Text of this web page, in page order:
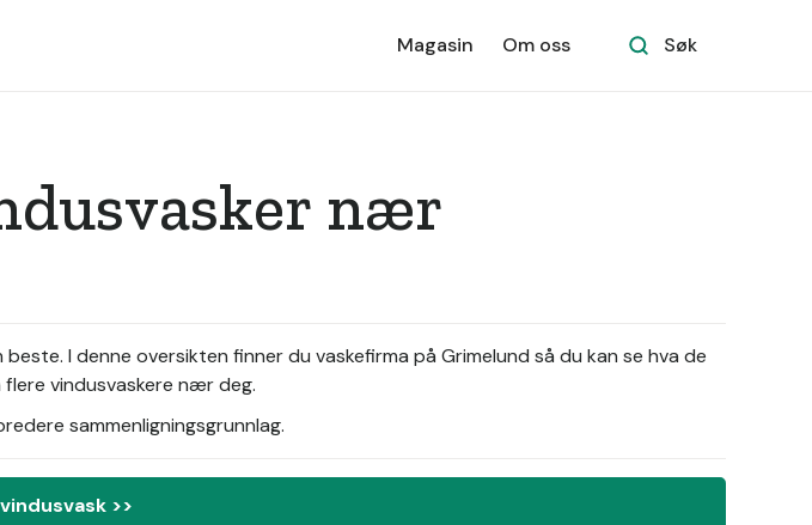
Magasin Om oss Søk
nær
I denne oversikten finner du vaskefirma på Grimelund så du kan se hva de
vindusvaskere nær deg.
sammenligningsgrunnlag.
>>